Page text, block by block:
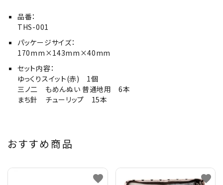
品番：
THS-001
パッケージサイズ：
170mm×143mm×40mm
セット内容：
ゆっくりスイット(赤) 1個
三ノ二 もめんぬい 普通地用 6本
まち針 チューリップ 15本
おすすめ商品
favorite favorite